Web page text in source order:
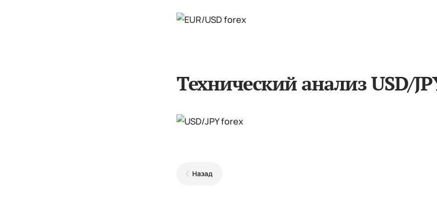
Технический анализ USD/
Назад